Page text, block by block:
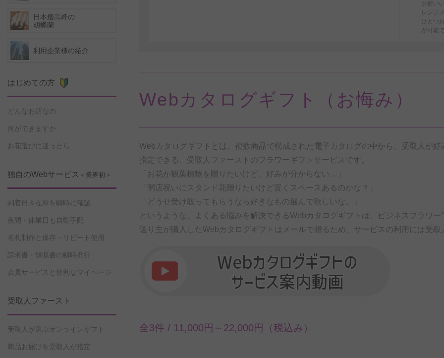
お使い
レンジ
ひとつ
が可能
Webカタログギフト（お悔み）
Webカタログギフトとは、複数商品で構成された電子カタログの中から、受取人が
指定できる、受取人ファーストのフラワーギフトサービスです。
「お花か観葉植物を贈りたいけど、好みが分からない…」
「開店祝いにスタンド花贈りたいけど置くスペースあるのかな？」
「どうせ受け取ってもらうなら好きなもの選んで欲しいな。」
というような、よくある悩みを解決できるWebカタログギフトは、ビジネスフラワー
送り主が購入したWebカタログギフトはメールで贈るため、サービスの利用には受
全3件 / 11,000円～22,000円（税込み）
日本最高峰の
胡蝶蘭
利用企業様の紹介
はじめての方
どんなお店なの
何ができますか
お花選びに迷ったら
独自のWebサービス ＜業界初＞
到着日＆在庫を瞬時に確認
夜間・休業日も自動手配
名札制作と保存・リピート使用
請求書・領収書の瞬時発行
会員サービスと便利なマイページ
受取人ファースト
受取人が選ぶオンラインギフト
商品お届けを受取人が指定